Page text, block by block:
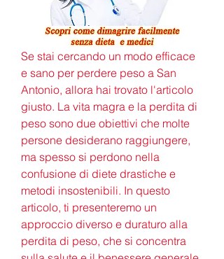
Se stai cercando un modo efficace
e sano per perdere peso a San
Antonio, allora hai trovato l'articolo
giusto. La vita magra e la perdita di
peso sono due obiettivi che molte
persone desiderano raggiungere,
ma spesso si perdono nella
confusione di diete drastiche e
metodi insostenibili. In questo
articolo, ti presenteremo un
approccio diverso e duraturo alla
perdita di peso, che si concentra